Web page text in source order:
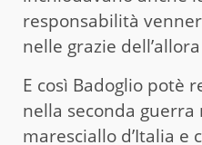
responsabilità
nelle grazie
E così Badoglio potè
nella seconda
maresciallo d’Italia e